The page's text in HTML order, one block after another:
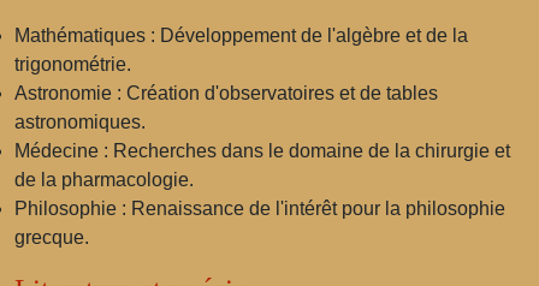
Mathématiques : Développement de l'algèbre et de la
trigonométrie.
Astronomie : Création d'observatoires et de tables
astronomiques.
Médecine : Recherches dans le domaine de la chirurgie et
de la pharmacologie.
Philosophie : Renaissance de l'intérêt pour la philosophie
grecque.